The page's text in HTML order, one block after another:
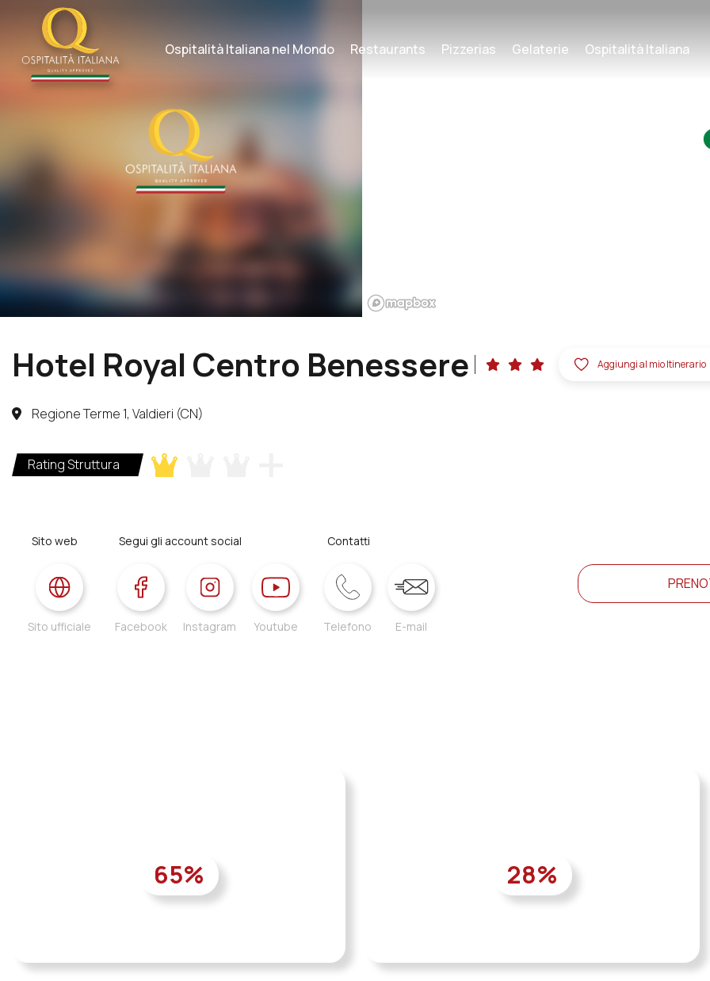
content
Ospitalità Italiana nel Mondo Restaurants Pizzerias Gelaterie Ospitalità Italiana
Hotel Royal Centro Benessere Aggiungi al mio Itinerario
Regione Terme 1, Valdieri (CN)
Rating Struttura
Sito web
Sito ufficiale
Segui gli account social
Facebook Instagram Youtube
Contatti
Telefono E-mail
65% 28%